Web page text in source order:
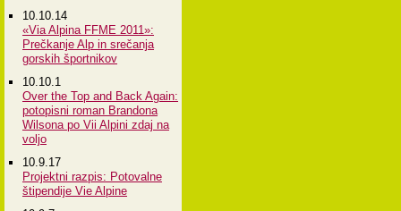
10.10.14
«Via Alpina FFME 2011»:
Prečkanje Alp in srečanja
gorskih športnikov
10.10.1
Over the Top and Back Again:
potopisni roman Brandona
Wilsona po Vii Alpini zdaj na
voljo
10.9.17
Projektni razpis: Potovalne
štipendije Vie Alpine